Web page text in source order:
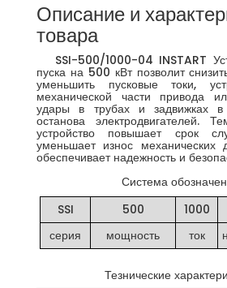
Описание и
товара
SSI-500/1000-04 INSTART
пуска на 500 кВт позволит
уменьшить пусковые токи,
механической части привода
удары в трубах и задвижках
останова электродвигателей.
устройство повышает срок
уменьшает износ механических
обеспечивает надежность и
Система
SSI
500 1000
серия
мощность ток
Тезнические